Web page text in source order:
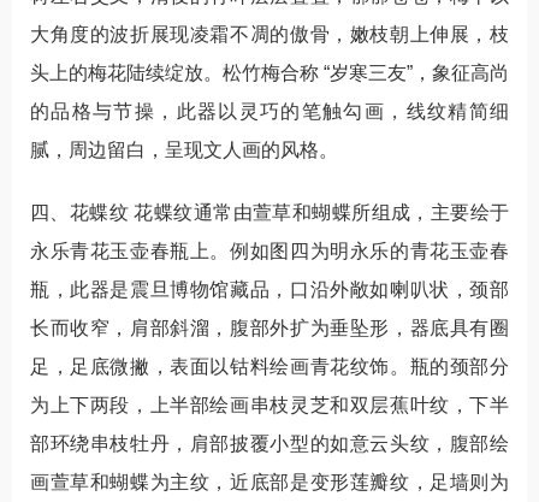
大角度的波折展现凌霜不凋的傲骨，嫩枝朝上伸展，枝
头上的梅花陆续绽放。松竹梅合称 “岁寒三友”，象征高尚
的品格与节操，此器以灵巧的笔触勾画，线纹精简细
腻，周边留白，呈现文人画的风格。
四、花蝶纹 花蝶纹通常由萱草和蝴蝶所组成，主要绘于
永乐青花玉壶春瓶上。例如图四为明永乐的青花玉壶春
瓶，此器是震旦博物馆藏品，口沿外敞如喇叭状，颈部
长而收窄，肩部斜溜，腹部外扩为垂坠形，器底具有圈
足，足底微撇，表面以钴料绘画青花纹饰。瓶的颈部分
为上下两段，上半部绘画串枝灵芝和双层蕉叶纹，下半
部环绕串枝牡丹，肩部披覆小型的如意云头纹，腹部绘
画萱草和蝴蝶为主纹，近底部是变形莲瓣纹，足墙则为